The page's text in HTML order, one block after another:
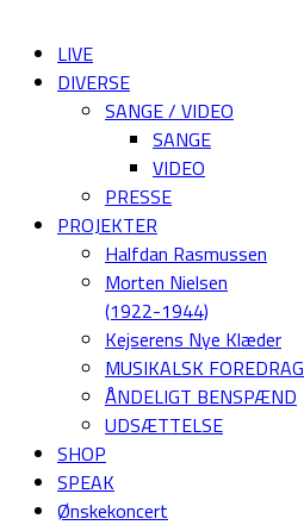
LIVE
DIVERSE
SANGE / VIDEO
SANGE
VIDEO
PRESSE
PROJEKTER
Halfdan Rasmussen
Morten Nielsen
(1922-1944)
Kejserens Nye Klæder
MUSIKALSK FOREDRAG
ÅNDELIGT BENSPÆND
UDSÆTTELSE
SHOP
SPEAK
Ønskekoncert